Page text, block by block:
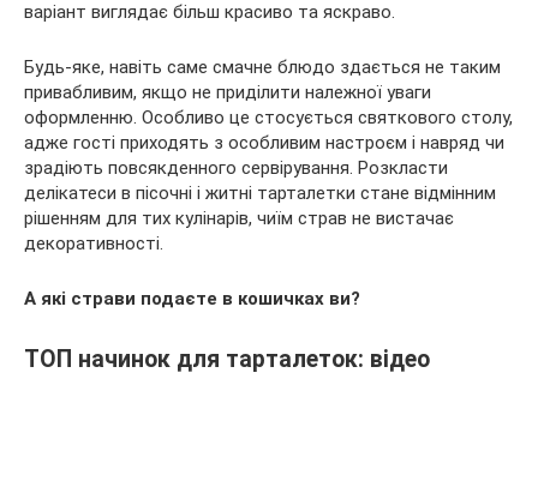
варіант виглядає більш красиво та яскраво.
Будь-яке, навіть саме смачне блюдо здається не таким
привабливим, якщо не приділити належної уваги
оформленню. Особливо це стосується святкового столу,
адже гості приходять з особливим настроєм і навряд чи
зрадіють повсякденного сервірування. Розкласти
делікатеси в пісочні і житні тарталетки стане відмінним
рішенням для тих кулінарів, чиїм страв не вистачає
декоративності.
А які страви подаєте в кошичках ви?
ТОП начинок для тарталеток: відео